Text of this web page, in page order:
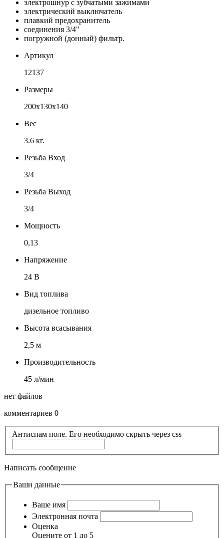
электрошнур с зубчатыми зажимами
электрический выключатель
плавкий предохранитель
соединения 3/4"
погружной (донный) фильтр.
Артикул
12137
Размеры
200х130х140
Вес
3.6 кг.
Резьба Вход
3/4
Резьба Выход
3/4
Мощность
0,13
Напряжение
24 В
Вид топлива
дизельное топливо
Высота всасывания
2,5 м
Производительность
45 л/мин
нет файлов
комментариев 0
Антиспам поле. Его необходимо скрыть через css
Написать сообщение
Ваши данные
Ваше имя
Электронная почта
Оценка
Оцените от 1 до 5